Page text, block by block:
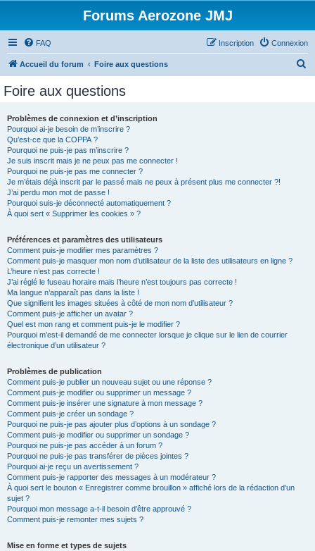
Forums Aerozone JMJ
FAQ Connexion
Inscription
Accueil du forum Foire aux questions
Foire aux questions
Problèmes de connexion et d’inscription
Pourquoi ai-je besoin de m’inscrire ?
Qu’est-ce que la COPPA ?
Pourquoi ne puis-je pas m’inscrire ?
Je suis inscrit mais je ne peux pas me connecter !
Pourquoi ne puis-je pas me connecter ?
Je m’étais déjà inscrit par le passé mais ne peux à présent plus me connecter ?!
J’ai perdu mon mot de passe !
Pourquoi suis-je déconnecté automatiquement ?
À quoi sert « Supprimer les cookies » ?
Préférences et paramètres des utilisateurs
Comment puis-je modifier mes paramètres ?
Comment puis-je masquer mon nom d’utilisateur de la liste des utilisateurs en ligne ?
L’heure n’est pas correcte !
J’ai réglé le fuseau horaire mais l’heure n’est toujours pas correcte !
Ma langue n’apparaît pas dans la liste !
Que signifient les images situées à côté de mon nom d’utilisateur ?
Comment puis-je afficher un avatar ?
Quel est mon rang et comment puis-je le modifier ?
Pourquoi m’est-il demandé de me connecter lorsque je clique sur le lien de courrier
électronique d’un utilisateur ?
Problèmes de publication
Comment puis-je publier un nouveau sujet ou une réponse ?
Comment puis-je modifier ou supprimer un message ?
Comment puis-je insérer une signature à mon message ?
Comment puis-je créer un sondage ?
Pourquoi ne puis-je pas ajouter plus d’options à un sondage ?
Comment puis-je modifier ou supprimer un sondage ?
Pourquoi ne puis-je pas accéder à un forum ?
Pourquoi ne puis-je pas transférer de pièces jointes ?
Pourquoi ai-je reçu un avertissement ?
Comment puis-je rapporter des messages à un modérateur ?
À quoi sert le bouton « Enregistrer comme brouillon » affiché lors de la rédaction d’un
sujet ?
Pourquoi mon message a-t-il besoin d’être approuvé ?
Comment puis-je remonter mes sujets ?
Mise en forme et types de sujets